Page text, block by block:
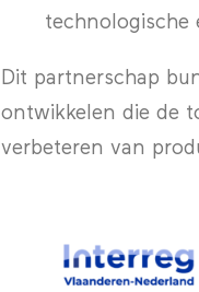
technologische
Dit partnerschap
ontwikkelen die de
verbeteren van